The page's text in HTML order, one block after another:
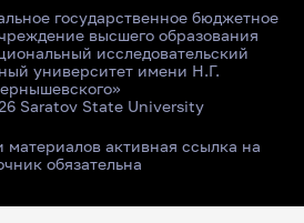
государственное бюджетное
высшего образования
исследовательский
университет имени Н.Г.
Saratov State University
материалов активная ссылка на
обязательна